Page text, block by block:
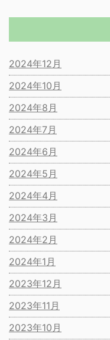
2024年12月
2024年10月
2024年8月
2024年7月
2024年6月
2024年5月
2024年4月
2024年3月
2024年2月
2024年1月
2023年12月
2023年11月
2023年10月